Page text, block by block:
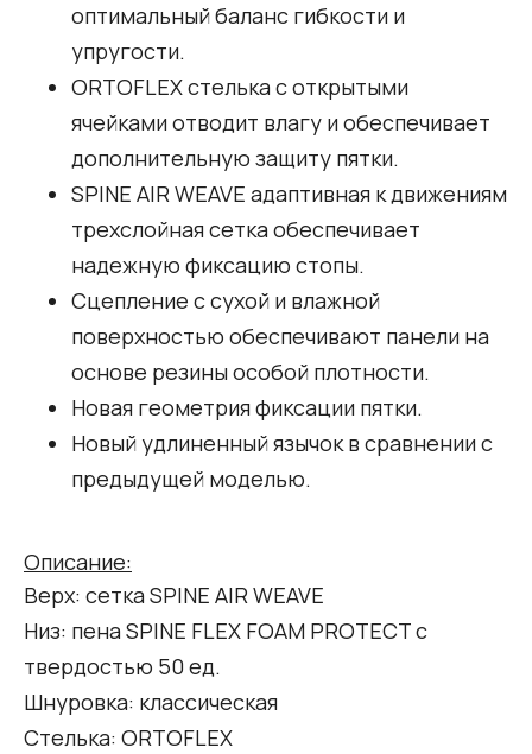
оптимальный баланс гибкости и
упругости.
ORTOFLEX стелька с открытыми
ячейками отводит влагу и обеспечивает
дополнительную защиту пятки.
SPINE AIR WEAVE адаптивная к движениям
трехслойная сетка обеспечивает
надежную фиксацию стопы.
Сцепление с сухой и влажной
поверхностью обеспечивают панели на
основе резины особой плотности.
Новая геометрия фиксации пятки.
Новый удлиненный язычок в сравнении с
предыдущей моделью.
Описание:
Верх: сетка SPINE AIR WEAVE
Низ: пена SPINE FLEX FOAM PROTECT c
твердостью 50 ед.
Шнуровка: классическая
Стелька: ORTOFLEX